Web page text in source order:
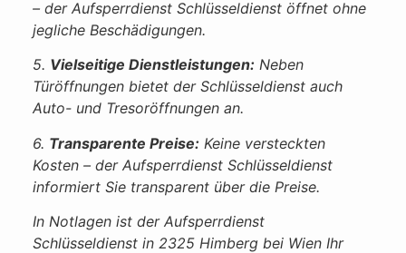
– der Aufsperrdienst Schlüsseldienst öffnet ohne
jegliche Beschädigungen.
5. Vielseitige Dienstleistungen: Neben
Türöffnungen bietet der Schlüsseldienst auch
Auto- und Tresoröffnungen an.
6. Transparente Preise: Keine versteckten
Kosten – der Aufsperrdienst Schlüsseldienst
informiert Sie transparent über die Preise.
In Notlagen ist der Aufsperrdienst
Schlüsseldienst in 2325 Himberg bei Wien Ihr